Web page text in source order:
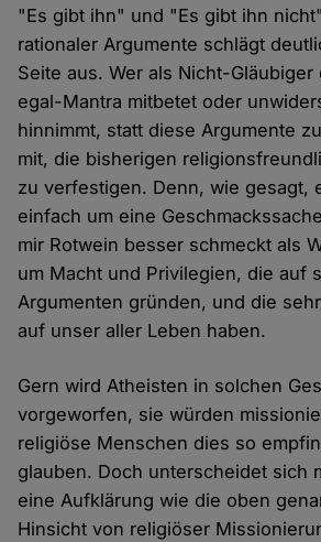
"Es gibt ihn" und "Es gibt ihn
rationaler Argumente schlägt
Seite aus. Wer als Nicht-Gläubiger
egal-Mantra mitbetet oder
hinnimmt, statt diese Argumente
mit, die bisherigen
zu verfestigen. Denn, wie gesagt,
einfach um eine
mir Rotwein besser schmeckt als
um Macht und Privilegien, die auf
Argumenten gründen, und die
auf unser aller Leben haben.
Gern wird Atheisten in solchen
vorgeworfen, sie würden
religiöse Menschen dies so
glauben. Doch unterscheidet sich
eine Aufklärung wie die oben
Hinsicht von religiöser